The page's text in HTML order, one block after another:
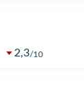
2,3 10